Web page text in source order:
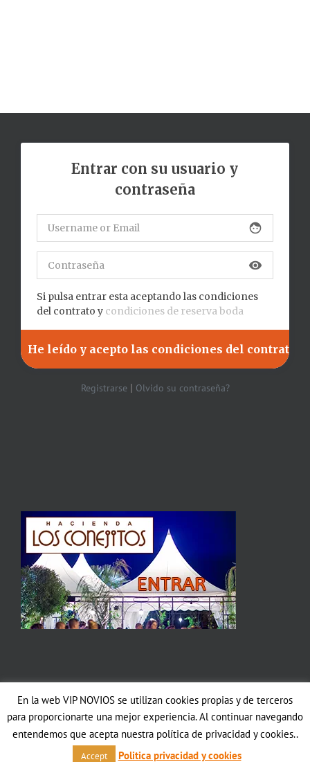
Entrar con su usuario y
contraseña
face
visibility
Si pulsa entrar esta aceptando las condiciones
del contrato y condiciones de reserva boda
Registrarse| Olvido su contraseña?
Theme Fusion
En la web VIP NOVIOS se utilizan cookies propias y de terceros
para proporcionarte una mejor experiencia. Al continuar navegando
entendemos que acepta nuestra política de privacidad y cookies..
Accept Politica privacidad y cookies